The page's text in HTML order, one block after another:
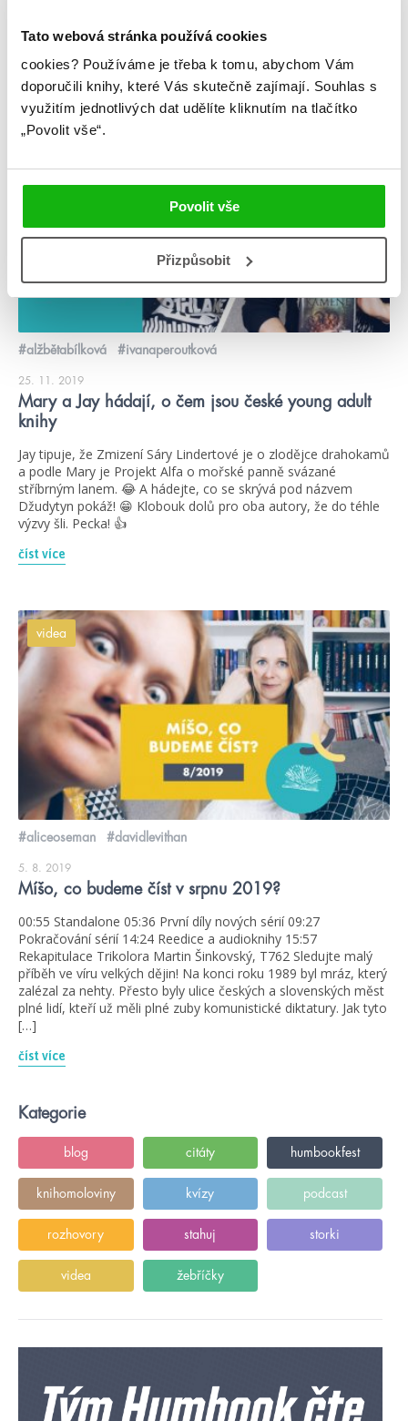
Tato webová stránka používá cookies
cookies? Používáme je třeba k tomu, abychom Vám
doporučili knihy, které Vás skutečně zajímají. Souhlas s
využitím jednotlivých dat udělíte kliknutím na tlačítko
„Povolit vše“.
Povolit vše
Přizpůsobit
2 pravdy a 1 lež Martina Šinkovského
číst více
#alžbětabílková #ivanaperoutková
25. 11. 2019
Mary a Jay hádají, o čem jsou české young adult
knihy
Jay tipuje, že Zmizení Sáry Lindertové je o zlodějce drahokamů
a podle Mary je Projekt Alfa o mořské panně svázané
stříbrným lanem. 😂 A hádejte, co se skrývá pod názvem
Džudytyn pokáž! 😁 Klobouk dolů pro oba autory, že do téhle
výzvy šli. Pecka! 👍
číst více
videa
#aliceoseman #davidlevithan
5. 8. 2019
Míšo, co budeme číst v srpnu 2019?
00:55 Standalone 05:36 První díly nových sérií 09:27
Pokračování sérií 14:24 Reedice a audioknihy 15:57
Rekapitulace Trikolora Martin Šinkovský, T762 Sledujte malý
příběh ve víru velkých dějin! Na konci roku 1989 byl mráz, který
zalézal za nehty. Přesto byly ulice českých a slovenských měst
plné lidí, kteří už měli plné zuby komunistické diktatury. Jak tyto
[…]
číst více
Kategorie
blog citáty humbookfest
knihomoloviny kvízy podcast
rozhovory stahuj storki
videa žebříčky